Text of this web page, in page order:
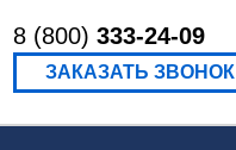
8 (800) 333-24-09
ЗАКАЗАТЬ ЗВОНОК